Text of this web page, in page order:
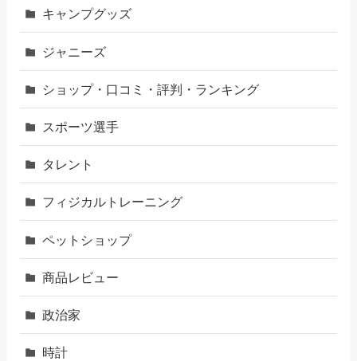
キャンプグッズ
ジャニーズ
ショップ・口コミ・評判・ランキング
スポーツ選手
タレント
フィジカルトレーニング
ペットショップ
商品レビュー
政治家
時計